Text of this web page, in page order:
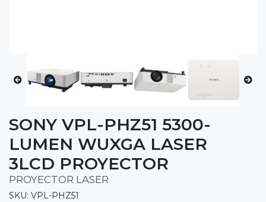
SONY VPL-PHZ51 5300-
LUMEN WUXGA LASER
3LCD PROYECTOR
PROYECTOR LASER
SKU: VPL-PHZ51